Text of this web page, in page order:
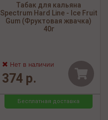
Табак для кальяна
Spectrum Hard Line - Ice Fruit
Gum (Фруктовая жвачка)
40г
Нет в наличии
374 р.
Бесплатная доставка